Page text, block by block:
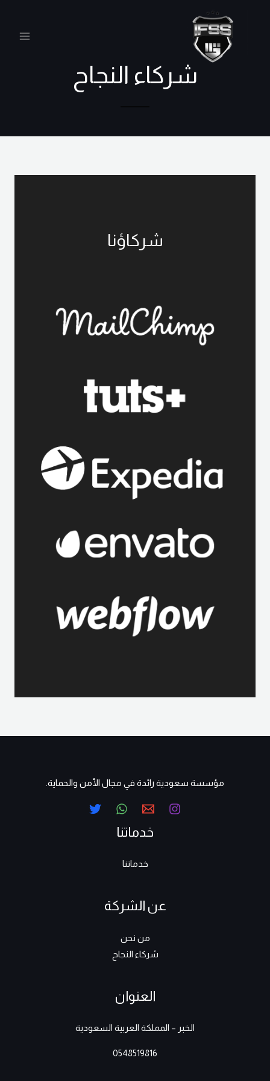
شركاء النجاح
شركاؤنا
مؤسسة سعودية رائدة في مجال الأمن والحماية.
خدماتنا
خدماتنا
عن الشركة
من نحن
شركاء النجاح
العنوان
الخبر – المملكة العربية السعودية
0548519816